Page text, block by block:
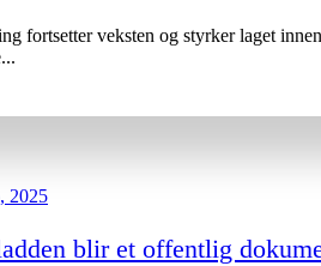
fortsetter veksten og styrker laget
2025
blir et offentlig